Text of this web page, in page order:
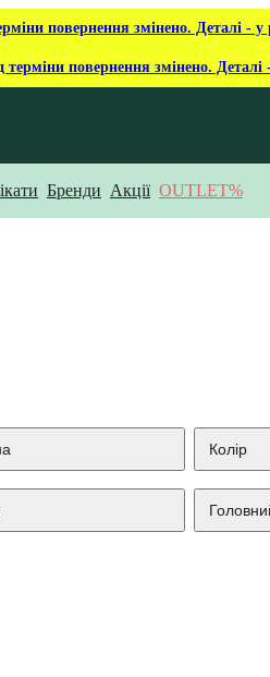
повернення змінено. Деталі - у
терміни повернення змінено. Деталі
Бренди Акції OUTLET%
Колір